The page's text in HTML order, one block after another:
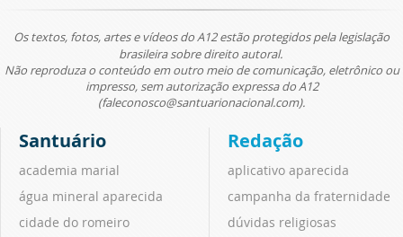
Os textos, fotos, artes e vídeos do A12 estão protegidos pela legislação
brasileira sobre direito autoral.
Não reproduza o conteúdo em outro meio de comunicação, eletrônico ou
impresso, sem autorização expressa do A12
(faleconosco@santuarionacional.com).
Santuário
academia marial
água mineral aparecida
cidade do romeiro
Redação
aplicativo aparecida
campanha da fraternidade
dúvidas religiosas